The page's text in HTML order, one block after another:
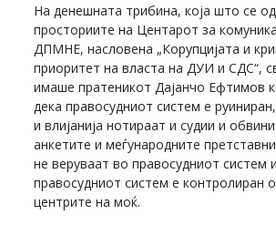
На денешната трибина, која што се
просториите на Центарот за
ДПМНЕ, насловена „Корупцијата и
приоритет на власта на ДУИ и СДС“,
имаше пратеникот Дајанчо Ефтимов
дека правосудниот систем е
и влијанија нотираат и судии и
анкетите и меѓународните
не веруваат во правосудниот систем
правосудниот систем е контролиран
центрите на моќ.